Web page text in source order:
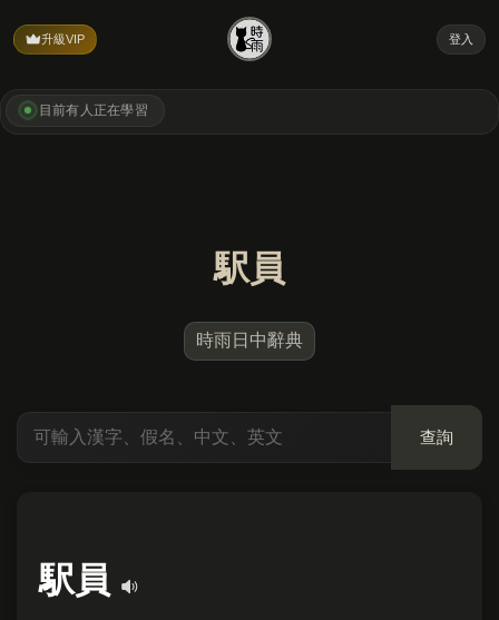
升級VIP 登入
目前有 人正在學習
駅員
時雨日中辭典
查詢
駅員